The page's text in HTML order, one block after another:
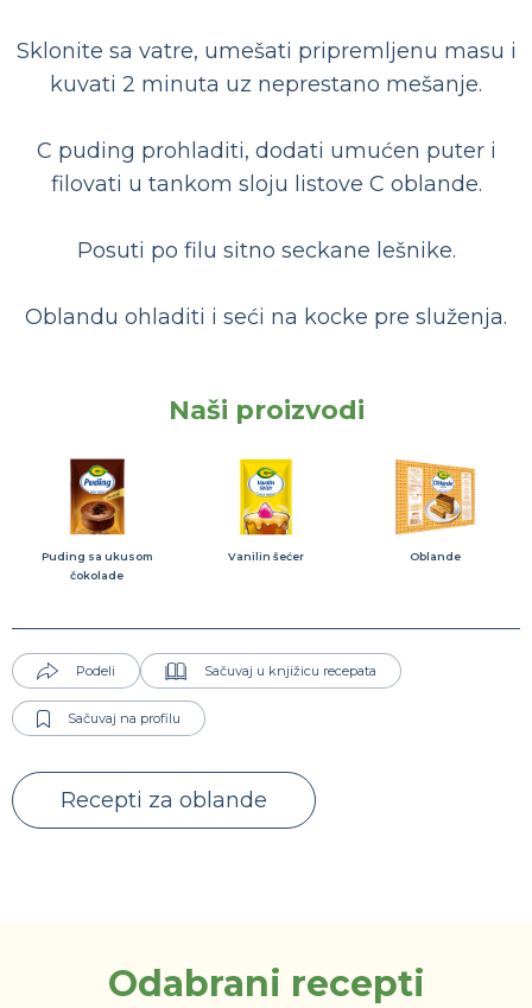
Sklonite sa vatre, umešati pripremljenu masu i
kuvati 2 minuta uz neprestano mešanje.
C puding prohladiti, dodati umućen puter i
filovati u tankom sloju listove C oblande.
Posuti po filu sitno seckane lešnike.
Oblandu ohladiti i seći na kocke pre služenja.
Naši proizvodi
Puding sa ukusom
čokolade
Vanilin šećer Oblande
Podeli Sačuvaj u knjižicu recepata
Sačuvaj na profilu
Recepti za oblande
Odabrani recepti